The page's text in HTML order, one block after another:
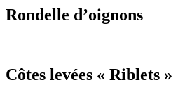
Rondelle d’oignons
Côtes levées « Riblets »